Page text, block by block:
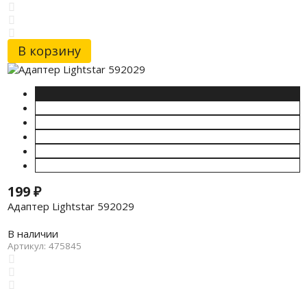
В корзину
199₽
Адаптер Lightstar 592029
В наличии
Артикул: 475845